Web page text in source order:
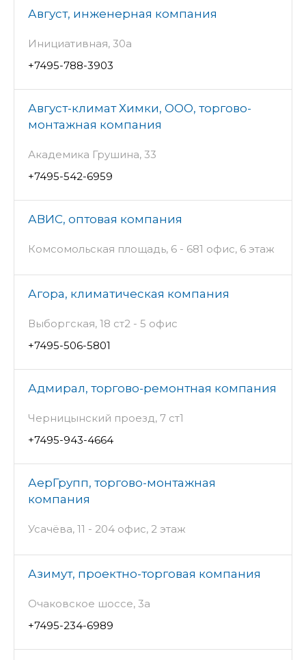
Август, инженерная компания
Инициативная, 30а
+7495-788-3903
Август-климат Химки, ООО, торгово-
монтажная компания
Академика Грушина, 33
+7495-542-6959
АВИС, оптовая компания
Комсомольская площадь, 6 - 681 офис, 6 этаж
Агора, климатическая компания
Выборгская, 18 ст2 - 5 офис
+7495-506-5801
Адмирал, торгово-ремонтная компания
Черницынский проезд, 7 ст1
+7495-943-4664
АерГрупп, торгово-монтажная
компания
Усачёва, 11 - 204 офис, 2 этаж
Азимут, проектно-торговая компания
Очаковское шоссе, 3а
+7495-234-6989